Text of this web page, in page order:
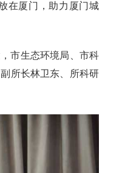
在厦门，助力厦门城
市生态环境局、市科
所长林卫东、所科研